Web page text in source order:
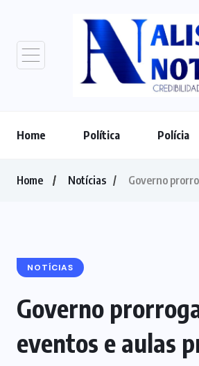
Home Política Polícia
Home Notícias Governo
NOTÍCIAS
Governo
eventos e aulas